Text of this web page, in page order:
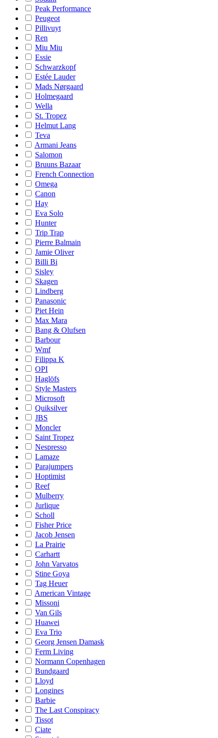
Peak Performance
Peugeot
Pillivuyt
Ren
Miu Miu
Essie
Schwarzkopf
Estée Lauder
Mads Nørgaard
Holmegaard
Wella
St. Tropez
Helmut Lang
Teva
Armani Jeans
Salomon
Bruuns Bazaar
French Connection
Omega
Canon
Hay
Eva Solo
Hunter
Trip Trap
Pierre Balmain
Jamie Oliver
Billi Bi
Sisley
Skagen
Lindberg
Panasonic
Piet Hein
Max Mara
Bang & Olufsen
Barbour
Wmf
Filippa K
OPI
Haglöfs
Style Masters
Microsoft
Quiksilver
JBS
Moncler
Saint Tropez
Nespresso
Lamaze
Parajumpers
Hoptimist
Reef
Mulberry
Jurlique
Scholl
Fisher Price
Jacob Jensen
La Prairie
Carhartt
John Varvatos
Stine Goya
Tag Heuer
American Vintage
Missoni
Van Gils
Huawei
Eva Trio
Georg Jensen Damask
Ferm Living
Normann Copenhagen
Bundgaard
Lloyd
Longines
Barbie
The Last Conspiracy
Tissot
Ciate